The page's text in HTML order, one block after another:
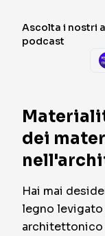
Ascolta i nostri
podcast
dei
Hai mai
legno
architettonico